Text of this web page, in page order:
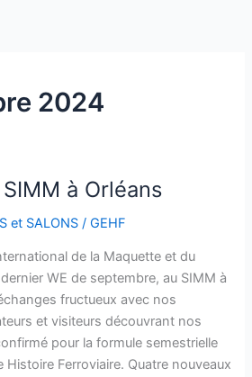
2024
à Orléans
et SALONS /GEHF
de la Maquette et du
WE de septembre, au SIMM à
fructueux avec nos
et visiteurs découvrant nos
pour la formule semestrielle
Ferroviaire. Quatre nouveaux